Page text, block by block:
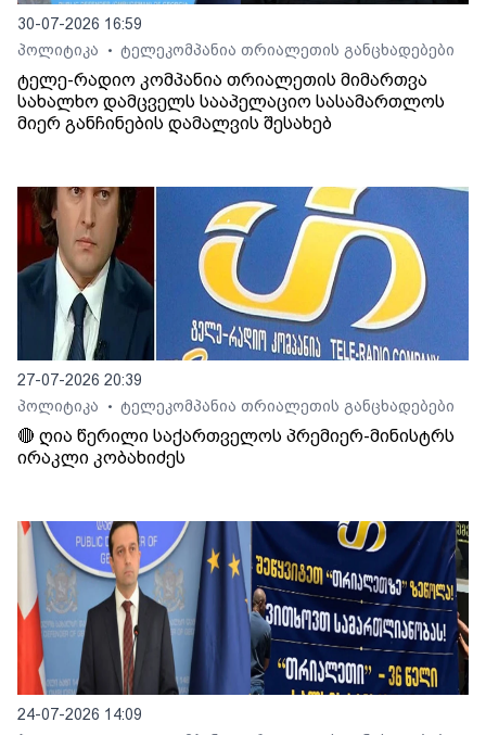
30-07-2026 16:59
პოლიტიკა
• ტელეკომპანია თრიალეთის განცხადებები
ტელე-რადიო კომპანია თრიალეთის მიმართვა
სახალხო დამცველს სააპელაციო სასამართლოს
მიერ განჩინების დამალვის შესახებ
27-07-2026 20:39
პოლიტიკა
• ტელეკომპანია თრიალეთის განცხადებები
🔴 ღია წერილი საქართველოს პრემიერ-მინისტრს
ირაკლი კობახიძეს
24-07-2026 14:09